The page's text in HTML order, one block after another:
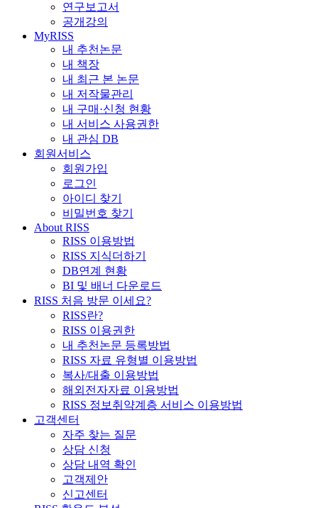
연구보고서
공개강의
MyRISS
내 추천논문
내 책장
내 최근 본 논문
내 저작물관리
내 구매·신청 현황
내 서비스 사용권한
내 관심 DB
회원서비스
회원가입
로그인
아이디 찾기
비밀번호 찾기
About RISS
RISS 이용방법
RISS 지식더하기
DB연계 현황
BI 및 배너 다운로드
RISS 처음 방문 이세요?
RISS란?
RISS 이용권한
내 추천논문 등록방법
RISS 자료 유형별 이용방법
복사/대출 이용방법
해외전자자료 이용방법
RISS 정보취약계층 서비스 이용방법
고객센터
자주 찾는 질문
상담 신청
상담 내역 확인
고객제안
신고센터